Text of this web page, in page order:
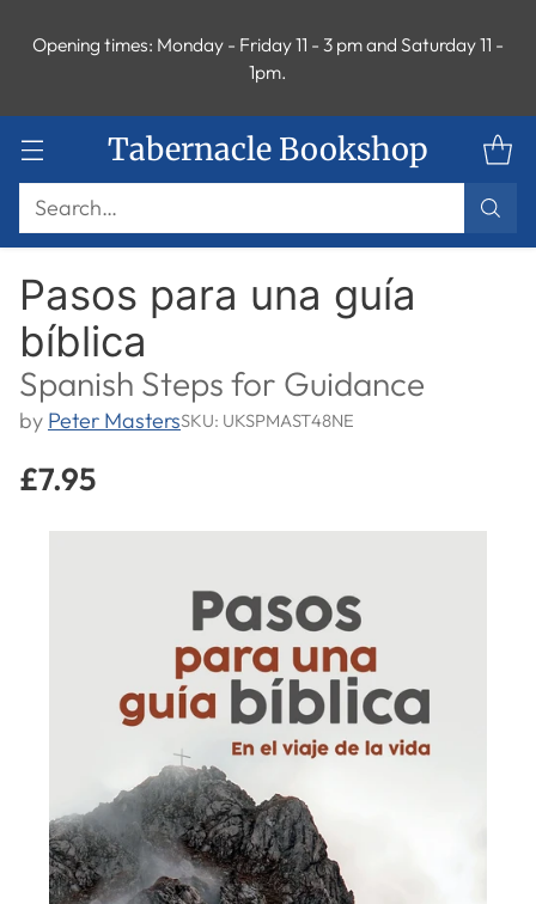
Tabernacle Bookshop
Search…
titles recently added. See link in the menu for all
kindle versions.
Pasos para una guía
bíblica
Spanish Steps for Guidance
by Peter MastersSKU: UKSPMAST48NE
Regular
£7.95